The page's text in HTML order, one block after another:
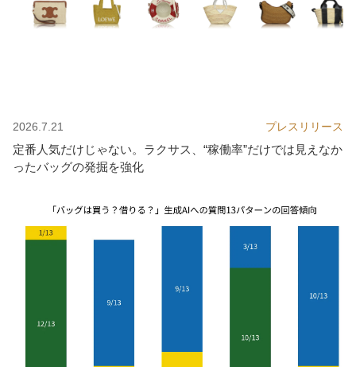
2026.7.21 プレスリリース
定番人気だけじゃない。ラクサス、“稼働率”だけでは見えなか
ったバッグの発掘を強化